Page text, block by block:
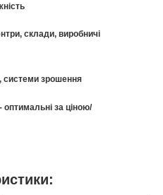
склади, виробничі
системи зрошення
оптимальні за ціною/